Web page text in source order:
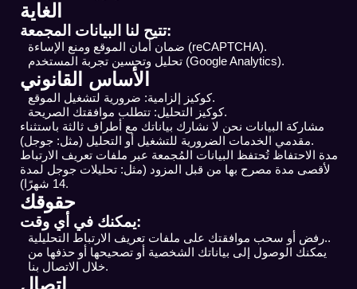
الغاية
تتيح لنا البيانات المجمعة:
ضمان أمان الموقع ومنع الإساءة (reCAPTCHA).
تحليل وتحسين تجربة المستخدم (Google Analytics).
الأساس القانوني
كوكيز إلزامية: ضرورية لتشغيل الموقع.
كوكيز التحليل: تتطلب موافقتك الصريحة.
مشاركة البيانات نحن لا نشارك بياناتك مع أطراف ثالثة باستثناء
مقدمي الخدمات الضرورية للتشغيل أو التحليل (مثل: جوجل).
مدة الاحتفاظ تُحتفظ البيانات المُجمعة عبر ملفات تعريف الارتباط
لأقصى مدة مصرح بها من قبل المزود (مثل: تحليلات جوجل لمدة
14 شهرًا).
حقوقك
يمكنك في أي وقت:
رفض أو سحب موافقتك على ملفات تعريف الارتباط التحليلية..
يمكنك الوصول إلى بياناتك الشخصية أو تصحيحها أو حذفها من
خلال الاتصال بنا.
اتصال